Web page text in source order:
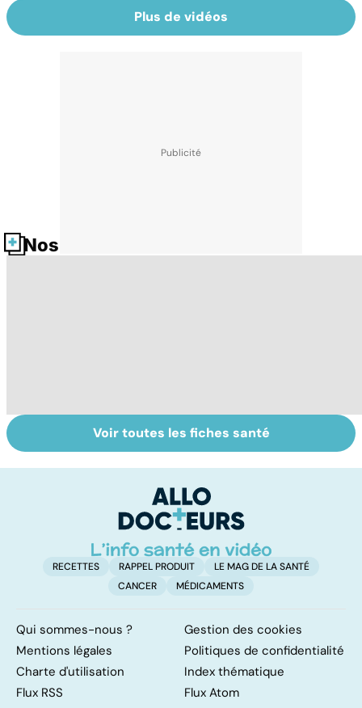
Plus de vidéos
Nos fiches santé
Tout savoir sur
les infections
Inflammation des
amygdales : que
d'angine ?
Voir toutes les fiches santé
RECETTES RAPPEL PRODUIT
LE MAG DE LA SANTÉ
CANCER
MÉDICAMENTS
Qui sommes-nous ?
Gestion des cookies
Mentions légales
Politiques de confidentialité
Charte d'utilisation
Index thématique
Flux RSS
Flux Atom